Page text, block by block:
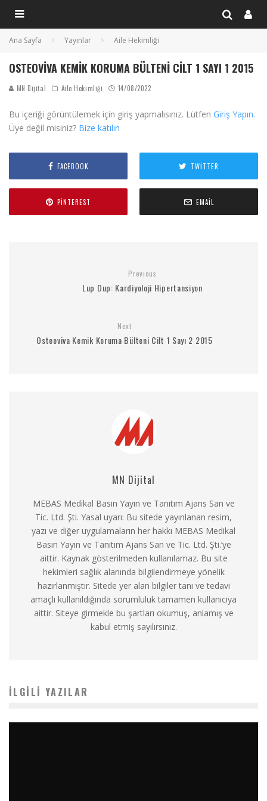
Ana Sayfa Yayınlar Aile Hekimliği
OSTEOVIVA KEMIK KORUMA BÜLTENI CILT 1 SAYI 1 2015
MN Dijital Aile Hekimliği 14/08/2022
Bu içeriği görüntülemek için giriş yapmalısınız. Lütfen Giriş Yapın.
Üye değil misiniz? Bize katılın
FACEBOOK TWITTER
PINTEREST EMAIL
Previous
Lup Dup: Kardiyoloji Hipertansiyon
Next
Osteoviva Kemik Koruma Bülteni Cilt 1 Sayı 2 2015
MN Dijital
MEBAS Medikal Basın Yayın ve Tanıtım Ajans San ve
Tic. Ltd. Şti. Yasal uyarı: Bu sitede yayınlanan resim,
yazı ve diğer uygulamaların her hakkı MEBAS Medikal
Basın Yayın ve Tanıtım Ajans San ve Tic. Ltd. Şti.’ye
aittir. Kaynak gösterilmeden kullanılamaz. Bu site
hekimleri sağlık alanında bilgilendirmeye yönelik
hazırlanmıştır. Sitede yer alan bilgiler tanı ve tedavi
amaçlı kullanıldığında sorumluluk tamamen kullanıcıya
aittir. Siteye girmekle bu şartları okumuş, anlamış ve
kabul etmiş sayılırsınız.
İLGILI YAZILAR